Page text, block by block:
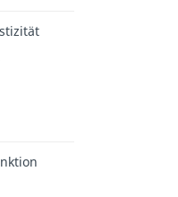
Inhalte:
und